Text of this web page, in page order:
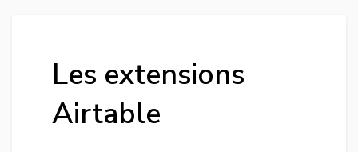
Les extensions
Airtable